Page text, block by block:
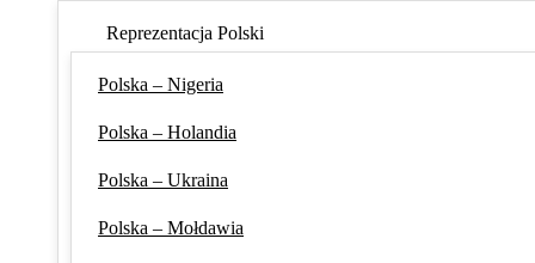
Reprezentacja Polski
Polska – Nigeria
Polska – Holandia
Polska – Ukraina
Polska – Mołdawia